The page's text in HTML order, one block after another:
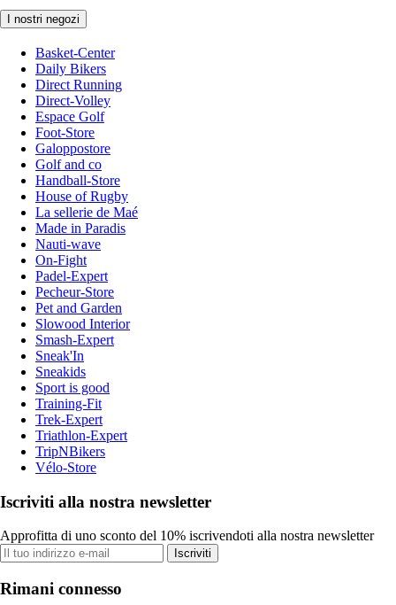
I nostri negozi
Basket-Center
Daily Bikers
Direct Running
Direct-Volley
Espace Golf
Foot-Store
Galoppostore
Golf and co
Handball-Store
House of Rugby
La sellerie de Maé
Made in Paradis
Nauti-wave
On-Fight
Padel-Expert
Pecheur-Store
Pet and Garden
Slowood Interior
Smash-Expert
Sneak'In
Sneakids
Sport is good
Training-Fit
Trek-Expert
Triathlon-Expert
TripNBikers
Vélo-Store
Iscriviti alla nostra newsletter
Approfitta di uno sconto del 10% iscrivendoti alla nostra newsletter
Iscriviti
Rimani connesso